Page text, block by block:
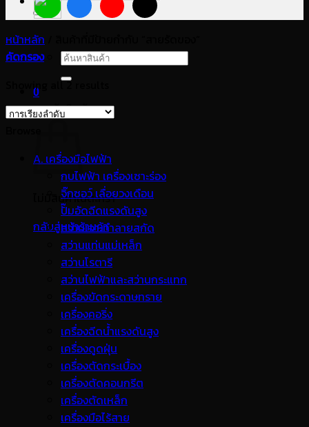
ค้นหา:
0
ตะกร้าสินค้า
ไม่มีสินค้าในตะกร้า
กลับสู่หน้าร้านค้า
หน้าหลัก
คัดกรอง
Showing all 2 results
A. เครื่องมือไฟฟ้า
กบไฟฟ้า เครื่องเซาะร่อง
จิ๊กซอว์ เลื่อยวงเดือน
ปั๊มอัดฉีดแรงดันสูง
สว่านเจาะทำลายสกัด
สว่านแท่นแม่เหล็ก
สว่านโรตารี
สว่านไฟฟ้าและสว่านกระแทก
เครื่องขัดกระดาษทราย
เครื่องคอริ่ง
เครื่องฉีดน้ำแรงดันสูง
เครื่องดูดฝุ่น
เครื่องตัดกระเบื้อง
เครื่องตัดคอนกรีต
เครื่องตัดเหล็ก
เครื่องมือไร้สาย